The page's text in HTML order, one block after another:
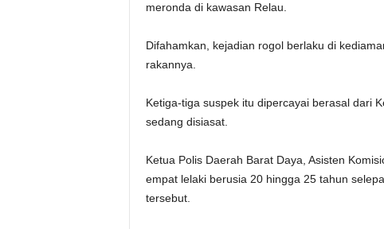
meronda di kawasan Relau.
Difahamkan, kejadian rogol berlaku di
rakannya.
Ketiga-tiga suspek itu dipercayai berasal dari
sedang disiasat.
Ketua Polis Daerah Barat Daya, Asisten
empat lelaki berusia 20 hingga 25 tahun
tersebut.